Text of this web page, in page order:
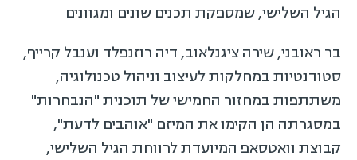
הגיל השלישי, שמספקת תכנים שונים ומגוונים
בר ראובני, שירה ציגנלאוב, דיה רוזנפלד וענבל קרייף,
סטודנטיות במחלקות לעיצוב וניהול טכנולוגיה,
משתתפות במחזור החמישי של תוכנית "הנבחרות"
במסגרתה הן הקימו את המיזם "אוהבים לדעת",
קבוצת וואטסאפ המיועדת לרווחת הגיל השלישי,